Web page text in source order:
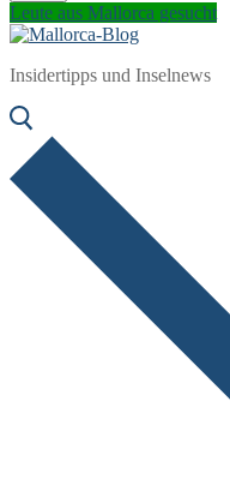
Leute aus Mallorca gesucht
Insidertipps und Inselnews